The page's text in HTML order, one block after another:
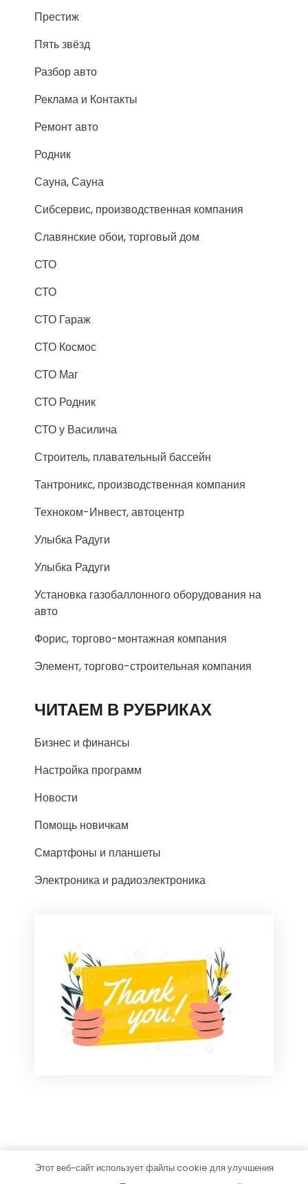
Престиж
Пять звёзд
Разбор авто
Реклама и Контакты
Ремонт авто
Родник
Сауна, Сауна
Сибсервис, производственная компания
Славянские обои, торговый дом
СТО
СТО
СТО Гараж
СТО Космос
СТО Маг
СТО Родник
СТО у Василича
Строитель, плавательный бассейн
Тантроникс, производственная компания
Техноком-Инвест, автоцентр
Улыбка Радуги
Улыбка Радуги
Установка газобаллонного оборудования на
авто
Форис, торгово-монтажная компания
Элемент, торгово-строительная компания
ЧИТАЕМ В РУБРИКАХ
Бизнес и финансы
Настройка программ
Новости
Помощь новичкам
Смартфоны и планшеты
Электроника и радиоэлектроника
Этот веб-сайт использует файлы cookie для улучшения